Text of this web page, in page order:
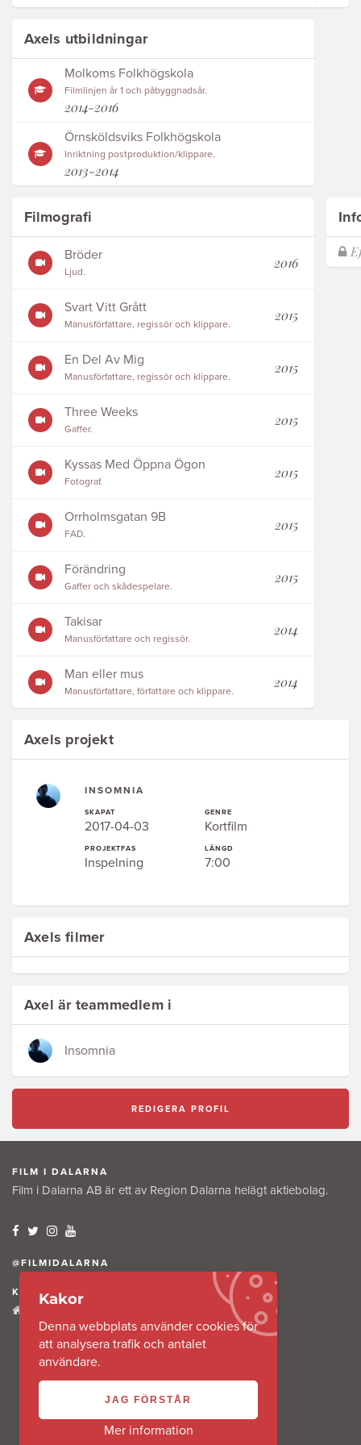
Axels utbildningar
Molkoms Folkhögskola
Filmlinjen år 1 och påbyggnadsår.
2014-2016
Örnsköldsviks Folkhögskola
Inriktning postproduktion/klippare.
2013-2014
Filmografi
Bröder
Ljud.
2016
Svart Vitt Grått
Manusförfattare, regissör och klippare.
2015
En Del Av Mig
Manusförfattare, regissör och klippare.
2015
Three Weeks
Gaffer.
2015
Kyssas Med Öppna Ögon
Fotograf.
2015
Orrholmsgatan 9B
FAD.
2015
Förändring
Gaffer och skådespelare.
2015
Takisar
Manusförfattare och regissör.
2014
Man eller mus
Manusförfattare, författare och klippare.
2014
Axels projekt
INSOMNIA
SKAPAT
2017-04-03
PROJEKTFAS
Inspelning
GENRE
Kortfilm
LÄNGD
7:00
Axels filmer
Axel är teammedlem i
Insomnia
REDIGERA PROFIL
FILM I DALARNA
Film i Dalarna AB är ett av Region Dalarna helägt aktiebolag.
@FILMIDALARNA
KONTAKTA OSS
791 31 Falun
Copyright 2016 @ Film i Dalarna
Kakor
Denna webbplats använder cookies för
att analysera trafik och antalet
användare.
JAG FÖRSTÅR
Mer information